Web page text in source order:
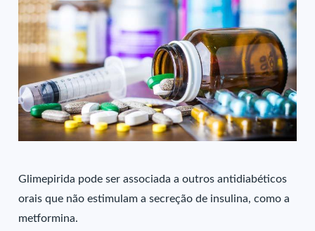
Glimepirida pode ser associada a outros antidiabéticos
orais que não estimulam a secreção de insulina, como a
metformina.